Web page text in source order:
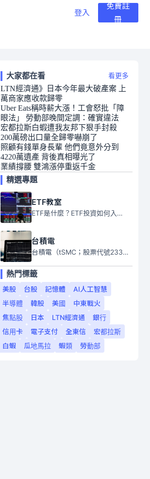
登入
免費註
冊
大家都在看 看更多
LTN經濟通》日本今年最大破產案 上
萬商家應收款歸零
Uber Eats稱時薪大漲！工會怒批「障
眼法」 勞動部晚間定調：確實違法
宏都拉斯白蝦遭我友邦下狠手封殺
200萬磅出口量全歸零嚇崩了
照顧有錢單身長輩 他們竟意外分到
4220萬遺產 背後真相曝光了
業績撐腰 雙鴻漲停重返千金
精選專題
ETF教室
ETF是什麼？ETF投資如何入門？本系列專題文章將會告訴你新手必須知道的ETF基礎知識。
台積電
台積電（tSMC；股票代號2330）是全球領先的半導體代工公司，成立於1987年，總部位於台灣新竹。且已於美國、日本、德國及中國設廠，台積電是全球首家專業積體電路製造服務公司，也是全球最先進和最大規模的半導體代工廠。
熱門標籤
美股
台股 記憶體
AI人工智慧
半導體
韓股 美國
中東戰火
焦點股
日本 LTN經濟通
銀行
信用卡
電子支付 全東信
宏都拉斯
白蝦
瓜地馬拉 蝦類 勞動部